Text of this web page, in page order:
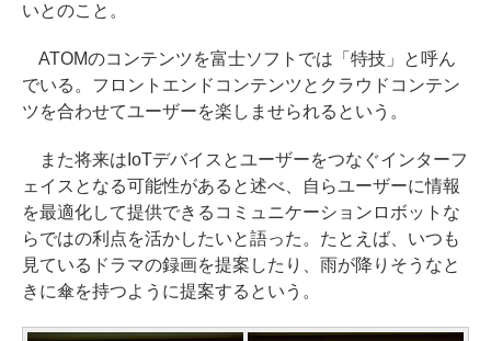
いとのこと。
ATOMのコンテンツを富士ソフトでは「特技」と呼ん
でいる。フロントエンドコンテンツとクラウドコンテン
ツを合わせてユーザーを楽しませられるという。
また将来はIoTデバイスとユーザーをつなぐインターフ
ェイスとなる可能性があると述べ、自らユーザーに情報
を最適化して提供できるコミュニケーションロボットな
らではの利点を活かしたいと語った。たとえば、いつも
見ているドラマの録画を提案したり、雨が降りそうなと
きに傘を持つように提案するという。